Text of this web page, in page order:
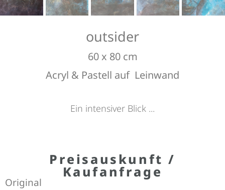
outsider
60 x 80 cm
Acryl & Pastell auf Leinwand
Ein intensiver Blick ...
Preisauskunft /
Kaufanfrage
Original